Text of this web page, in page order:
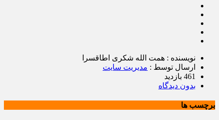
نویسنده : همت الله شکری اطاقسرا
ارسال توسط : مدیریت سایت
461 بازدید
بدون دیدگاه
برچسب ها